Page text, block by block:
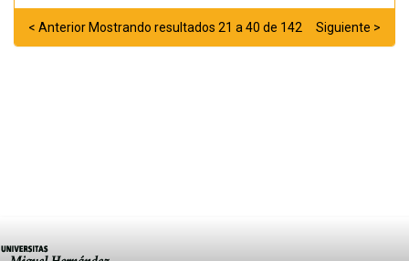
Mostrando resultados 21 a 40 de 142
< Anterior Siguiente >